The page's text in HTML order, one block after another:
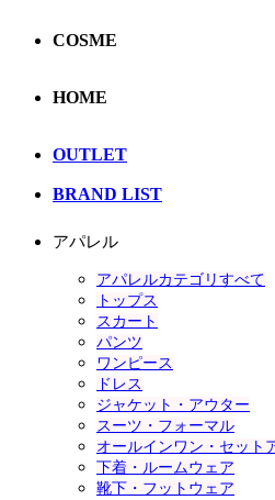
COSME
HOME
OUTLET
BRAND LIST
アパレル
アパレルカテゴリすべて
トップス
スカート
パンツ
ワンピース
ドレス
ジャケット・アウター
スーツ・フォーマル
オールインワン・セット
下着・ルームウェア
靴下・フットウェア